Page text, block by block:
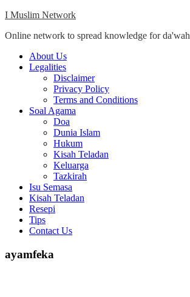
Skip
content
I Muslim Network
Online network to spread knowledge for da'wah
Close
Menu
About Us
Legalities
Disclaimer
Privacy Policy
Terms and Conditions
Soal Agama
Doa
Dunia Islam
Hukum
Kisah Teladan
Keluarga
Tazkirah
Isu Semasa
Kisah Teladan
Resepi
Tips
Contact Us
ayamfeka